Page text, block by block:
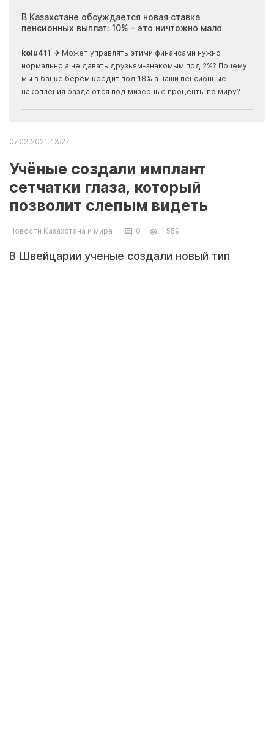
В Казахстане обсуждается новая ставка
пенсионных выплат: 10% - это ничтожно мало
kolu411 → Может управлять этими финансами нужно
нормально а не давать друзьям-знакомым под 2%? Почему
мы в банке берем кредит под 18% а наши пенсионные
накопления раздаются под мизерные проценты по миру?
07.03.2021, 13:27
Учёные создали имплант
сетчатки глаза, который
позволит слепым видеть
Новости Казахстана и мира 0 1 559
В Швейцарии ученые создали новый тип